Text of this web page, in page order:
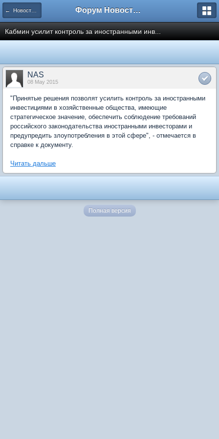
← Новости рынка недвижимости Форум Новостройки
Кабмин усилит контроль за иностранными инв...
NAS
08 May 2015
"Принятые решения позволят усилить контроль за иностранными
инвестициями в хозяйственные общества, имеющие
стратегическое значение, обеспечить соблюдение требований
российского законодательства иностранными инвесторами и
предупредить злоупотребления в этой сфере", - отмечается в
справке к документу.
Читать дальше
Полная версия